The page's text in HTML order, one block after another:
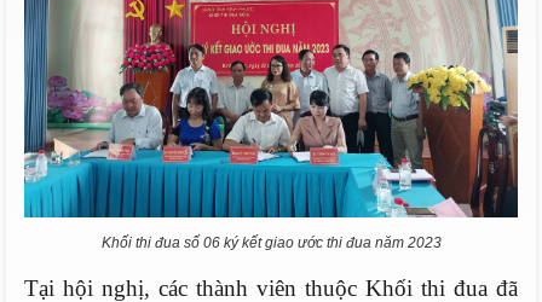
Khối thi đua số 06 ký kết giao ước thi đua năm 2023
Tại hội nghị, các thành viên thuộc Khối thi đua đã